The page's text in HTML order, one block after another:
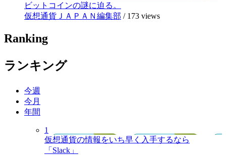
ビットコインの謎に迫る。
仮想通貨ＪＡＰＡＮ編集部 / 173 views
Ranking
ランキング
今週
今月
年間
1
仮想通貨の情報をいち早く入手するなら
「Slack」